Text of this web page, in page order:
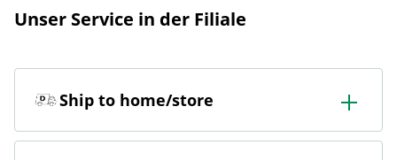
Unser Service in der Filiale
Ship to home/store
In der Filiale bestellen & in die Filiale oder nach Hause